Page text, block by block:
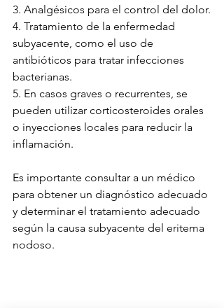
3. Analgésicos para el control del dolor.
4. Tratamiento de la enfermedad
subyacente, como el uso de
antibióticos para tratar infecciones
bacterianas.
5. En casos graves o recurrentes, se
pueden utilizar corticosteroides orales
o inyecciones locales para reducir la
inflamación.
Es importante consultar a un médico
para obtener un diagnóstico adecuado
y determinar el tratamiento adecuado
según la causa subyacente del eritema
nodoso.